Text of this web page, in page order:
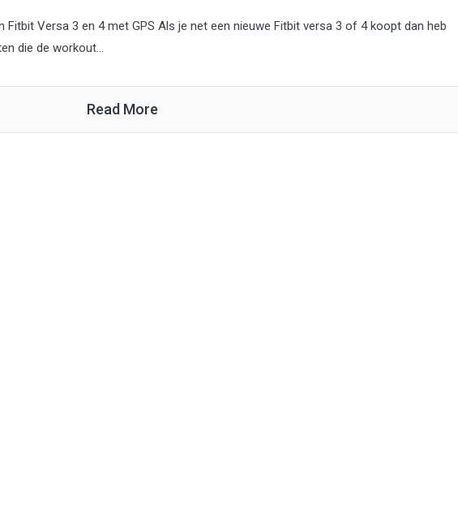
Fitbit Versa 3 en 4 met GPS Als je net een nieuwe Fitbit versa 3 of 4 koopt dan heb
die de workout...
Read More